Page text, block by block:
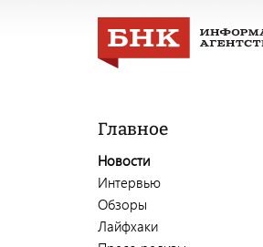
Главное
Новости
Интервью
Обзоры
Лайфхаки